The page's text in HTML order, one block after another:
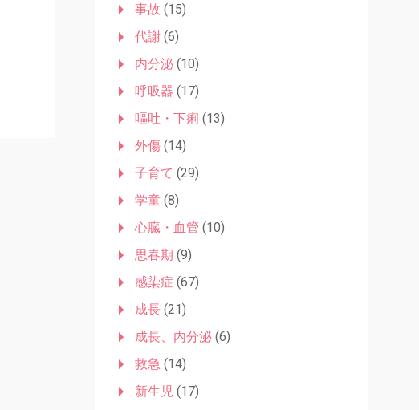
事故 (15)
代謝(6)
内分泌(10)
呼吸器 (17)
嘔吐・下痢 (13)
外傷(14)
子育て (29)
学童(8)
心臓・血管 (10)
思春期 (9)
感染症 (67)
成長(21)
成長、内分泌(6)
救急 (14)
新生児 (17)